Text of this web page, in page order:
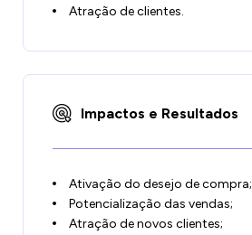
Atração de clientes.
Impactos e Resultados
Ativação do desejo de compra;
Potencialização das vendas;
Atração de novos clientes;